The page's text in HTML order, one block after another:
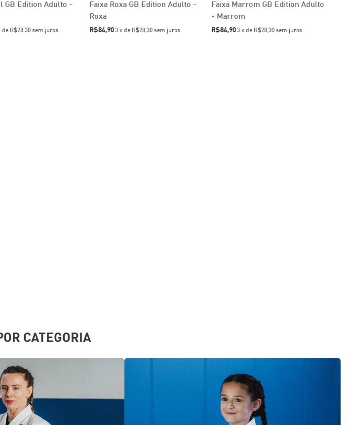
GB Edition Adulto -
de R$28,30 sem juros
Faixa Roxa GB Edition Adulto -
Roxa
R$84,90 3 x de R$28,30 sem juros
Faixa Marrom GB Edition Adulto
- Marrom
R$84,90 3 xde R$28,30 sem juros
CATEGORIA